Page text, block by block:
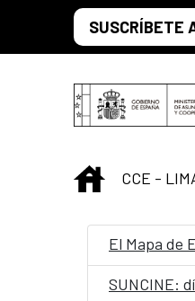
Saltar al contenido principal
SUSCRÍBETE
INICIO
CCE -
El Mapa de
SUNCINE: